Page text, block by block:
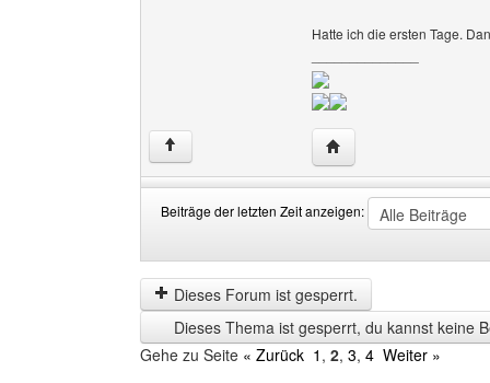
Hatte ich die ersten Tage.
↑ Website dieses
Beiträge der letzten Zeit anzeigen:
der
letzten
Zeit
anzeigen
by
Dieses Forum ist gesperrt.
Dieses Thema ist gesperrt, du kannst keine
Gehe zu Seite « Zurück 1 , 2, 3, 4 Weiter »